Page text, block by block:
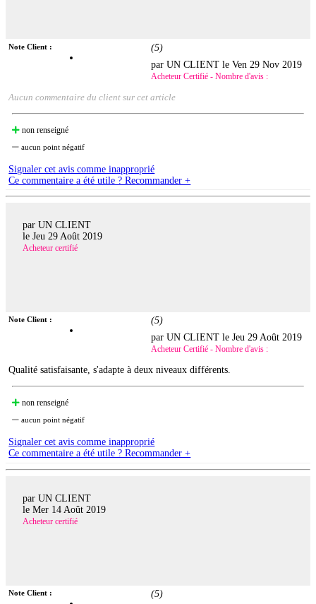
Note Client : (5)
par UN CLIENT leVen 29 Nov 2019
Acheteur Certifié - Nombre d'avis :
Aucun commentaire du client sur cet article
non renseigné
aucun point négatif
Signaler cet avis comme inapproprié
Ce commentaire a été utile ? Recommander +
par UN CLIENT
le Jeu 29 Août 2019
Acheteur certifié
Note Client : (5)
par UN CLIENT leJeu 29 Août 2019
Acheteur Certifié - Nombre d'avis :
Qualité satisfaisante, s'adapte à deux niveaux différents.
non renseigné
aucun point négatif
Signaler cet avis comme inapproprié
Ce commentaire a été utile ? Recommander +
par UN CLIENT
le Mer 14 Août 2019
Acheteur certifié
Note Client : (5)